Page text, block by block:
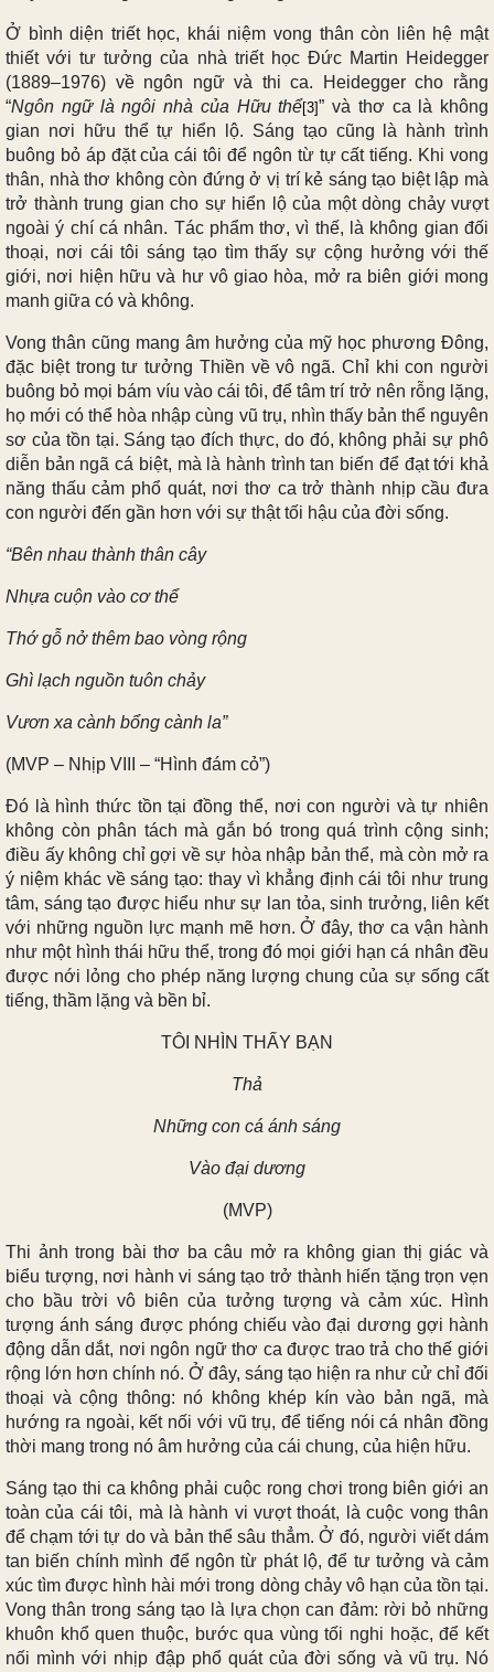
Ở bình diện triết học, khái niệm vong thân còn liên hệ mật
thiết với tư tưởng của nhà triết học Đức Martin Heidegger
(1889–1976) về ngôn ngữ và thi ca. Heidegger cho rằng
“Ngôn ngữ là ngôi nhà của Hữu thể[3]” và thơ ca là không
gian nơi hữu thể tự hiển lộ. Sáng tạo cũng là hành trình
buông bỏ áp đặt của cái tôi để ngôn từ tự cất tiếng. Khi vong
thân, nhà thơ không còn đứng ở vị trí kẻ sáng tạo biệt lập mà
trở thành trung gian cho sự hiển lộ của một dòng chảy vượt
ngoài ý chí cá nhân. Tác phẩm thơ, vì thế, là không gian đối
thoại, nơi cái tôi sáng tạo tìm thấy sự cộng hưởng với thế
giới, nơi hiện hữu và hư vô giao hòa, mở ra biên giới mong
manh giữa có và không.
Vong thân cũng mang âm hưởng của mỹ học phương Đông,
đặc biệt trong tư tưởng Thiền về vô ngã. Chỉ khi con người
buông bỏ mọi bám víu vào cái tôi, để tâm trí trở nên rỗng lặng,
họ mới có thể hòa nhập cùng vũ trụ, nhìn thấy bản thể nguyên
sơ của tồn tại. Sáng tạo đích thực, do đó, không phải sự phô
diễn bản ngã cá biệt, mà là hành trình tan biến để đạt tới khả
năng thấu cảm phổ quát, nơi thơ ca trở thành nhịp cầu đưa
con người đến gần hơn với sự thật tối hậu của đời sống.
“Bên nhau thành thân cây
Nhựa cuộn vào cơ thể
Thớ gỗ nở thêm bao vòng rộng
Ghì lạch nguồn tuôn chảy
Vươn xa cành bổng cành la”
(MVP – Nhịp VIII – “Hình đám cỏ”)
Đó là hình thức tồn tại đồng thể, nơi con người và tự nhiên
không còn phân tách mà gắn bó trong quá trình cộng sinh;
điều ấy không chỉ gợi về sự hòa nhập bản thể, mà còn mở ra
ý niệm khác về sáng tạo: thay vì khẳng định cái tôi như trung
tâm, sáng tạo được hiểu như sự lan tỏa, sinh trưởng, liên kết
với những nguồn lực mạnh mẽ hơn. Ở đây, thơ ca vận hành
như một hình thái hữu thể, trong đó mọi giới hạn cá nhân đều
được nới lỏng cho phép năng lượng chung của sự sống cất
tiếng, thầm lặng và bền bỉ.
TÔI NHÌN THẤY BẠN
Thả
Những con cá ánh sáng
Vào đại dương
(MVP)
Thi ảnh trong bài thơ ba câu mở ra không gian thị giác và
biểu tượng, nơi hành vi sáng tạo trở thành hiến tặng trọn vẹn
cho bầu trời vô biên của tưởng tượng và cảm xúc. Hình
tượng ánh sáng được phóng chiếu vào đại dương gợi hành
động dẫn dắt, nơi ngôn ngữ thơ ca được trao trả cho thế giới
rộng lớn hơn chính nó. Ở đây, sáng tạo hiện ra như cử chỉ đối
thoại và cộng thông: nó không khép kín vào bản ngã, mà
hướng ra ngoài, kết nối với vũ trụ, để tiếng nói cá nhân đồng
thời mang trong nó âm hưởng của cái chung, của hiện hữu.
Sáng tạo thi ca không phải cuộc rong chơi trong biên giới an
toàn của cái tôi, mà là hành vi vượt thoát, là cuộc vong thân
để chạm tới tự do và bản thể sâu thẳm. Ở đó, người viết dám
tan biến chính mình để ngôn từ phát lộ, để tư tưởng và cảm
xúc tìm được hình hài mới trong dòng chảy vô hạn của tồn tại.
Vong thân trong sáng tạo là lựa chọn can đảm: rời bỏ những
khuôn khổ quen thuộc, bước qua vùng tối nghi hoặc, để kết
nối mình với nhịp đập phổ quát của đời sống và vũ trụ. Nó